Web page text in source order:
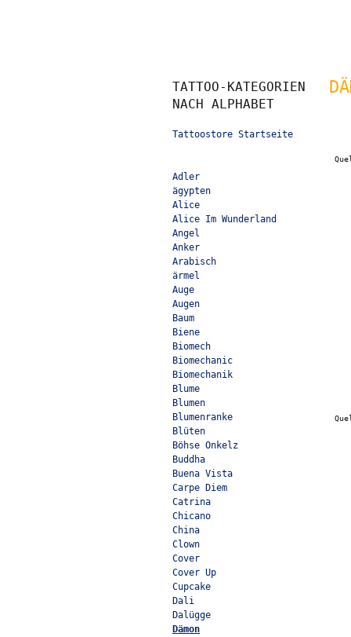
TATTOO-KATEGORIEN
NACH ALPHABET
Tattoostore Startseite
Adler
ägypten
Alice
Alice Im Wunderland
Angel
Anker
Arabisch
ärmel
Auge
Augen
Baum
Biene
Biomech
Biomechanic
Biomechanik
Blume
Blumen
Blumenranke
Blüten
Böhse Onkelz
Buddha
Buena Vista
Carpe Diem
Catrina
Chicano
China
Clown
Cover
Cover Up
Cupcake
Dali
Dalügge
Dämon